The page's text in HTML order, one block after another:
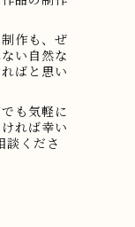
作も、ぜ
い自然な
ばと思い
も気軽に
れば幸い
談くださ